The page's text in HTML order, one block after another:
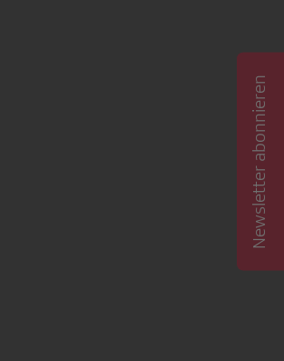
Newsletter abonnieren